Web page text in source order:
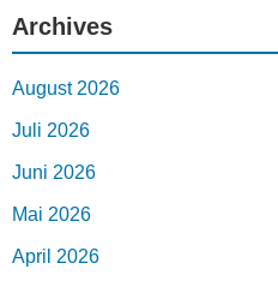
Archives
August 2026
Juli 2026
Juni 2026
Mai 2026
April 2026